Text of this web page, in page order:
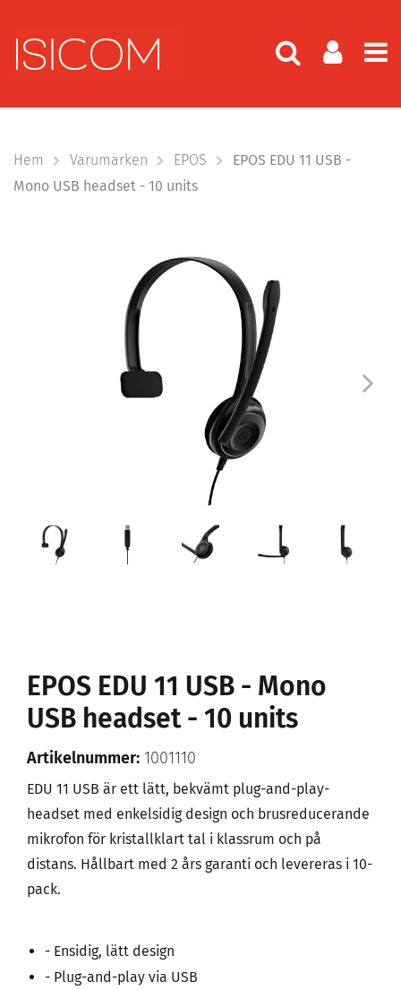
Hem Varumärken EPOS
EPOS EDU 11 USB -
Mono USB headset - 10 units
EPOS EDU 11 USB - Mono
USB headset - 10 units
Artikelnummer: 1001110
EDU 11 USB är ett lätt, bekvämt plug-and-play-
headset med enkelsidig design och brusreducerande
mikrofon för kristallklart tal i klassrum och på
distans. Hållbart med 2 års garanti och levereras i 10-
pack.
- Ensidig, lätt design
- Plug-and-play via USB